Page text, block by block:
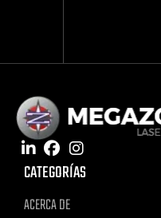
CATEGORÍAS
ACERCA DE